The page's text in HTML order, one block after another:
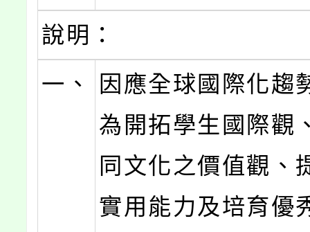
說明：
一、
因應全球國際化趨
為開拓學生國際觀
同文化之價值觀、
實用能力及培育優